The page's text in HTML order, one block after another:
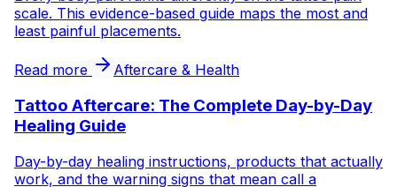
scale. This evidence-based guide maps the most and
least painful placements.
Read more Aftercare & Health
Tattoo Aftercare: The Complete Day-by-Day
Healing Guide
Day-by-day healing instructions, products that actually
work, and the warning signs that mean call a